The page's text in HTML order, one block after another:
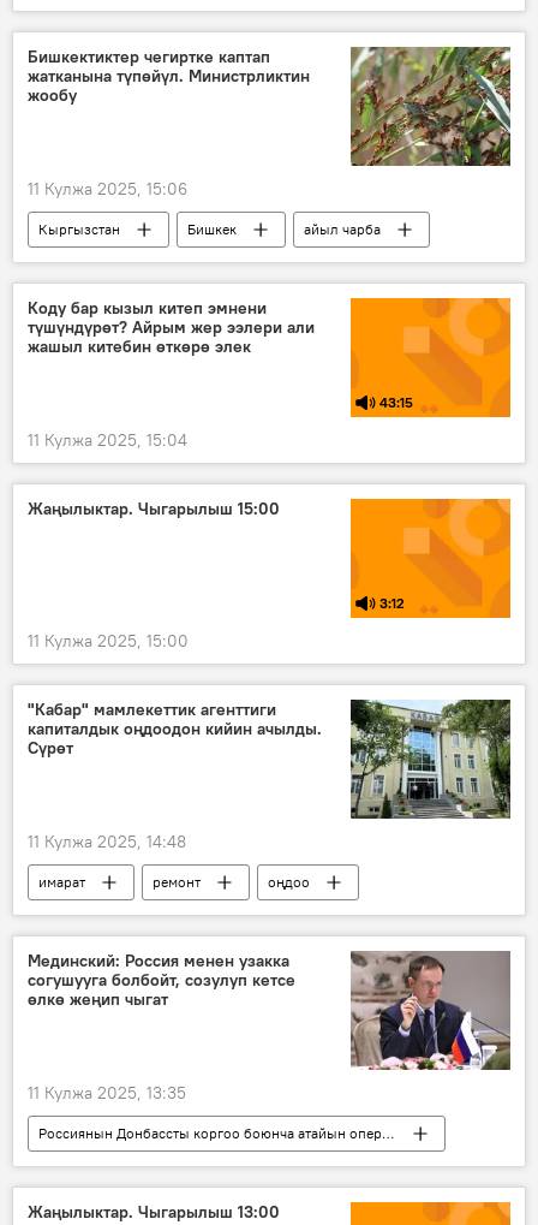
Экономика
өндүрүш
Өнүгүү
Бишкектиктер чегиртке каптап
жатканына түпөйүл. Министрликтин
жообу
11 Кулжа 2025, 15:06
Кыргызстан Бишкек
айыл чарба
чегиртке
Коду бар кызыл китеп эмнени
түшүндүрөт? Айрым жер ээлери али
жашыл китебин өткөрө элек
43:15
11 Кулжа 2025, 15:04
Жаңылыктар. Чыгарылыш 15:00
3:12
11 Кулжа 2025, 15:00
"Кабар" мамлекеттик агенттиги
капиталдык оңдоодон кийин ачылды.
Сүрөт
11 Кулжа 2025, 14:48
имарат ремонт
оңдоо
ачылыш
"Кабар" маалымат агенттиги
Кыргызстан
Сүрөт
Мединский: Россия менен узакка
согушууга болбойт, созулуп кетсе
өлкө жеңип чыгат
11 Кулжа 2025, 13:35
Россиянын Донбассты коргоо боюнча атайын операциясы
Дүйнөдө
Россия
Батыш
Украина
Владимир Мединский
Жаңылыктар. Чыгарылыш 13:00